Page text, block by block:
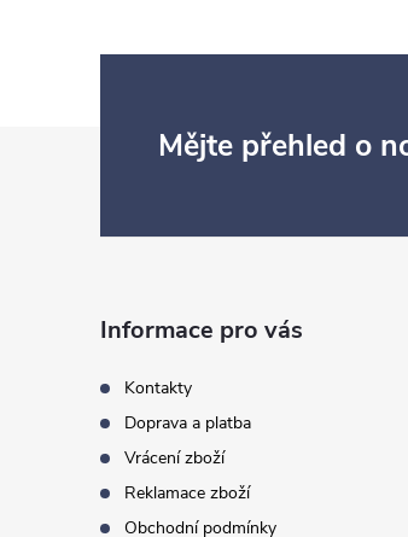
Mějte přehled o
Informace pro vás
Kontakty
Doprava a platba
Vrácení zboží
Reklamace zboží
Obchodní podmínky